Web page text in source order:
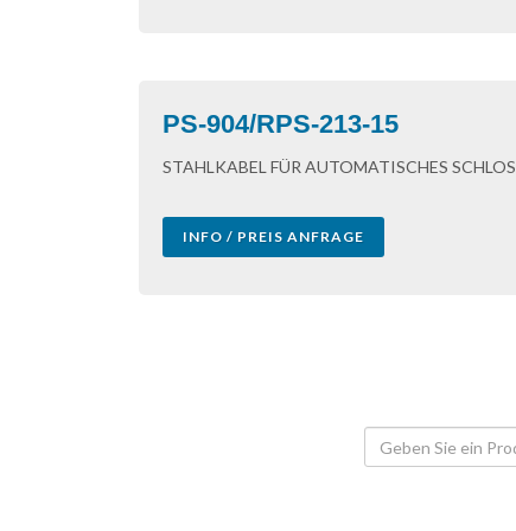
PS-904/RPS-213-15
STAHLKABEL FÜR AUTOMATISCHES
INFO / PREIS ANFRAGE